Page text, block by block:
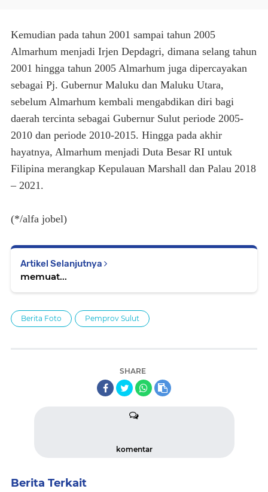
Kemudian pada tahun 2001 sampai tahun 2005
Almarhum menjadi Irjen Depdagri, dimana selang tahun
2001 hingga tahun 2005 Almarhum juga dipercayakan
sebagai Pj. Gubernur Maluku dan Maluku Utara,
sebelum Almarhum kembali mengabdikan diri bagi
daerah tercinta sebagai Gubernur Sulut periode 2005-
2010 dan periode 2010-2015. Hingga pada akhir
hayatnya, Almarhum menjadi Duta Besar RI untuk
Filipina merangkap Kepulauan Marshall dan Palau 2018
– 2021.
(*/alfa jobel)
Artikel Selanjutnya
memuat...
Berita Foto Pemprov Sulut
SHARE
komentar
Berita Terkait